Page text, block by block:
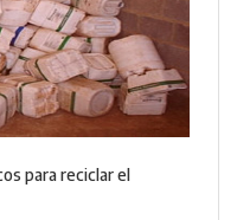
para reciclar el